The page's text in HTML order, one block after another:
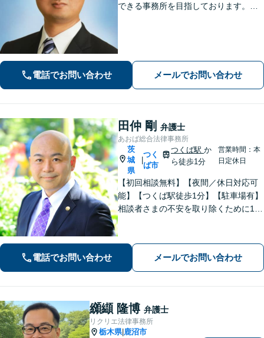
できる事務所を目指しております。依
電話でお問い合わせ メールでお問い合わせ
田仲 剛 弁護士
あおば総合法律事務所
茨
城
県
つく
ば市
つくば駅か
ら徒歩1分
営業時間：本
日定休日
【初回相談無料】【夜間／休日対応可
能】【つくば駅徒歩1分】【駐車場有】
相談者さまの不安を取り除くために1件
することを心がけています。まずはお
気軽にお問い合わせください。
電話でお問い合わせ メールでお問い合わせ
纐纈 隆博 弁護士
リクリエ法律事務所
栃木県| 鹿沼市